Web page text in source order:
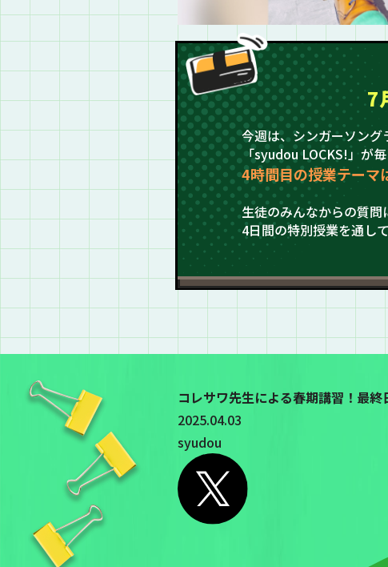
7
今週は、シンガーソン
「syudou LOCKS!」が毎
4時間目の授業テー
生徒のみんなからの質問
4日間の特別授業を通し
コレサワ先生による春期講習！最
2025.04.03
syudou